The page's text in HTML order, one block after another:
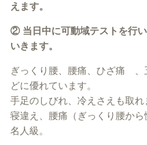
えます。
② 当日中に可動域テストを行
いきます。
ぎっくり腰、腰痛、ひざ痛 、
どに優れています。
手足のしびれ、冷えさえも取れ
寝違え、腰痛（ぎっくり腰か
名人級。